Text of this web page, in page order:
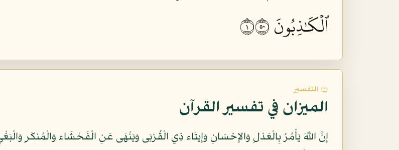
ٱلۡكَٰذِبُونَ ١٠٥
۞ التفسير
الميزان في تفسير القرآن